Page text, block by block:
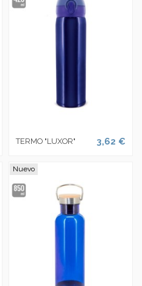
TERMO "LUXOR" 3,62 €
Nuevo